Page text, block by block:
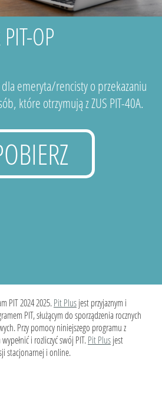
OP
dla emeryta/rencisty o przekazaniu
które otrzymują z ZUS PIT-40A.
PIT 2024 2025.Pit Plusjest przyjaznym i
PIT, służącym do sporządzenia rocznych
Przy pomocy niniejszego programu z
i rozliczyć swój PIT.Pit Plusjest
stacjonarnej i online.